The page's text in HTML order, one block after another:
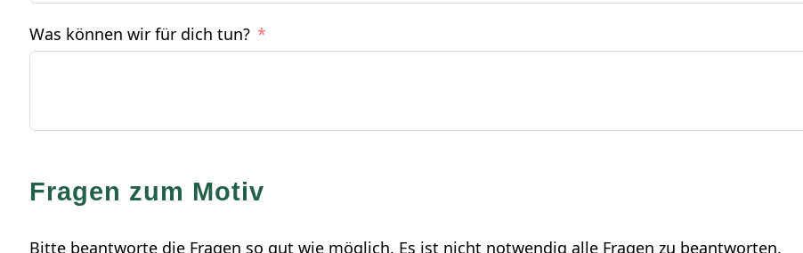
Was können wir für dich tun?
Fragen zum Motiv
Bitte beantworte die Fragen so gut wie möglich. Es ist nicht notwendig alle Fragen zu beantworten.